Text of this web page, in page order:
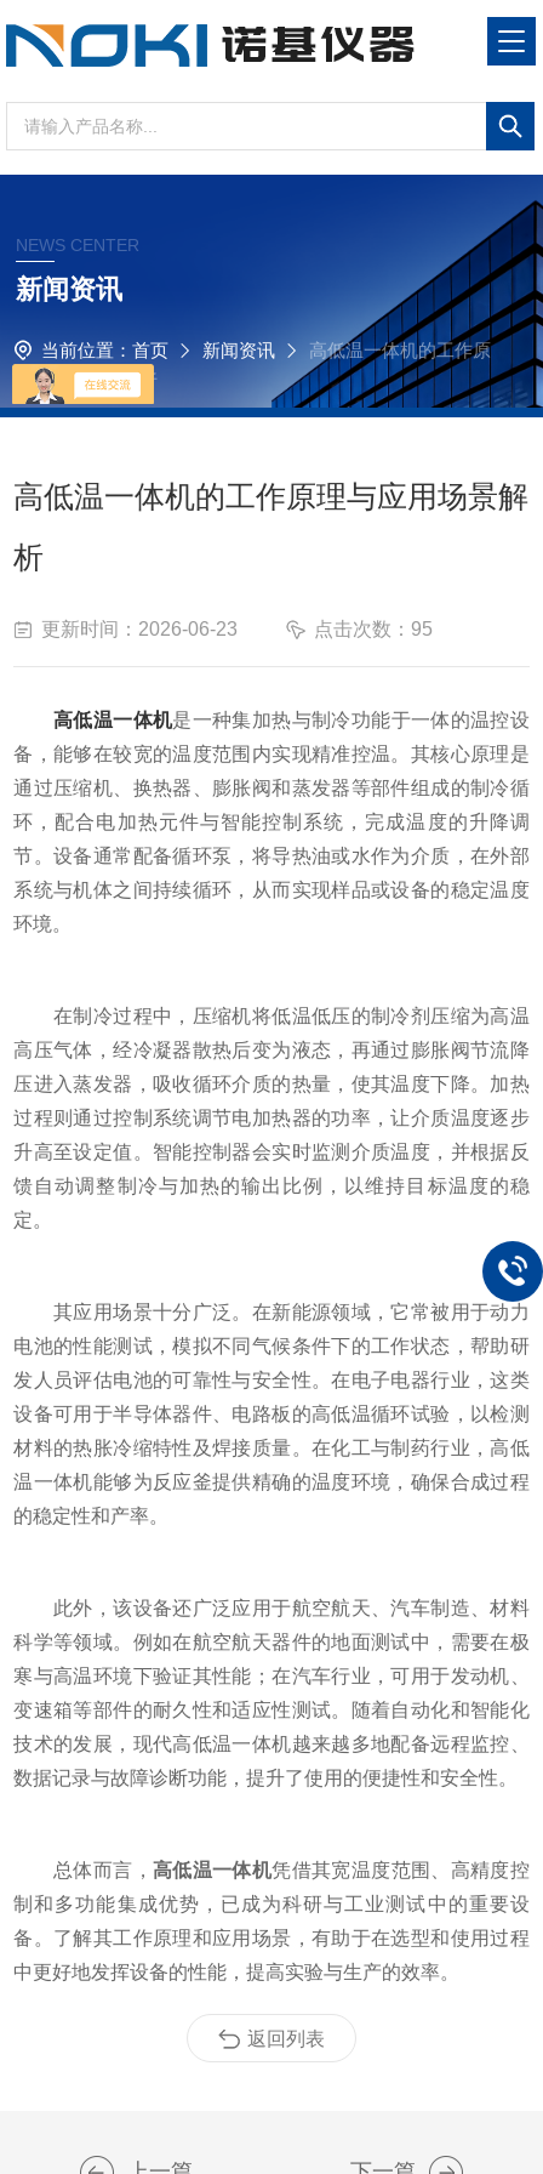
NEWS CENTER
新闻资讯
当前位置： 首页 新闻资讯
高低温一体机的工作原
理与应用场景解析
高低温一体机的工作原理与应用场景解
析
更新时间：2026-06-23 点击次数：95
高低温一体机是一种集加热与制冷功能于一体的温控设
备，能够在较宽的温度范围内实现精准控温。其核心原理是
通过压缩机、换热器、膨胀阀和蒸发器等部件组成的制冷循
环，配合电加热元件与智能控制系统，完成温度的升降调
节。设备通常配备循环泵，将导热油或水作为介质，在外部
系统与机体之间持续循环，从而实现样品或设备的稳定温度
环境。
在制冷过程中，压缩机将低温低压的制冷剂压缩为高温
高压气体，经冷凝器散热后变为液态，再通过膨胀阀节流降
压进入蒸发器，吸收循环介质的热量，使其温度下降。加热
过程则通过控制系统调节电加热器的功率，让介质温度逐步
升高至设定值。智能控制器会实时监测介质温度，并根据反
馈自动调整制冷与加热的输出比例，以维持目标温度的稳
定。
其应用场景十分广泛。在新能源领域，它常被用于动力
电池的性能测试，模拟不同气候条件下的工作状态，帮助研
发人员评估电池的可靠性与安全性。在电子电器行业，这类
设备可用于半导体器件、电路板的高低温循环试验，以检测
材料的热胀冷缩特性及焊接质量。在化工与制药行业，高低
温一体机能够为反应釜提供精确的温度环境，确保合成过程
的稳定性和产率。
此外，该设备还广泛应用于航空航天、汽车制造、材料
科学等领域。例如在航空航天器件的地面测试中，需要在极
寒与高温环境下验证其性能；在汽车行业，可用于发动机、
变速箱等部件的耐久性和适应性测试。随着自动化和智能化
技术的发展，现代高低温一体机越来越多地配备远程监控、
数据记录与故障诊断功能，提升了使用的便捷性和安全性。
总体而言， 高低温一体机凭借其宽温度范围、高精度控
制和多功能集成优势，已成为科研与工业测试中的重要设
备。了解其工作原理和应用场景，有助于在选型和使用过程
中更好地发挥设备的性能，提高实验与生产的效率。
返回列表